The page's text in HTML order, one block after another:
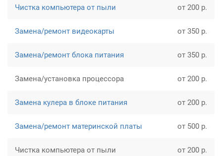
Чистка компьютера от пыли от 200 р.
Замена/ремонт видеокарты от 350 р.
Замена/ремонт блока питания от 350 р.
Замена/установка процессора от 200 р.
Замена кулера в блоке питания от 200 р.
Замена/ремонт материнской платы от 500 р.
Чистка компьютера от пыли от 200 р.